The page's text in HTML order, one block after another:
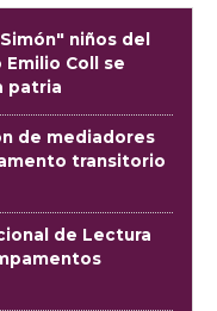
niños del
Coll se
patria
de mediadores
transitorio
de Lectura